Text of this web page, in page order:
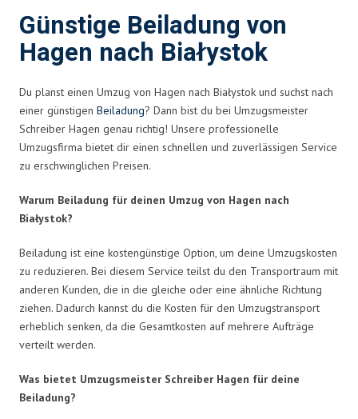
Günstige Beiladung von
Hagen nach Białystok
Du planst einen Umzug von Hagen nach Białystok und suchst nach
einer günstigen Beiladung? Dann bist du bei Umzugsmeister
Schreiber Hagen genau richtig! Unsere professionelle
Umzugsfirma bietet dir einen schnellen und zuverlässigen Service
zu erschwinglichen Preisen.
Warum Beiladung für deinen Umzug von Hagen nach
Białystok?
Beiladung ist eine kostengünstige Option, um deine Umzugskosten
zu reduzieren. Bei diesem Service teilst du den Transportraum mit
anderen Kunden, die in die gleiche oder eine ähnliche Richtung
ziehen. Dadurch kannst du die Kosten für den Umzugstransport
erheblich senken, da die Gesamtkosten auf mehrere Aufträge
verteilt werden.
Was bietet Umzugsmeister Schreiber Hagen für deine
Beiladung?